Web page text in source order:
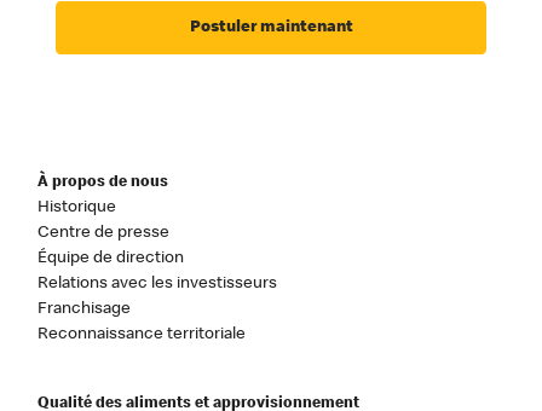
Postuler maintenant
À propos de nous
Historique
Centre de presse
Équipe de direction
Relations avec les investisseurs
Franchisage
Reconnaissance territoriale
Qualité des aliments et approvisionnement